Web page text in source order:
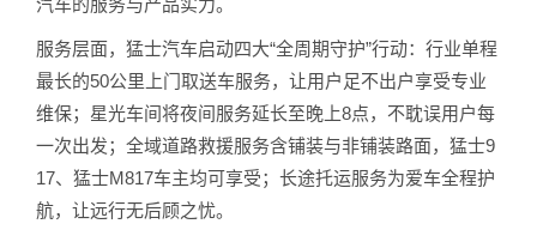
服务层面，猛士汽车启动四大“全周期守护”行动：行业单程
最长的50公里上门取送车服务，让用户足不出户享受专业
维保；星光车间将夜间服务延长至晚上8点，不耽误用户每
一次出发；全域道路救援服务含铺装与非铺装路面，猛士9
17、猛士M817车主均可享受；长途托运服务为爱车全程护
航，让远行无后顾之忧。